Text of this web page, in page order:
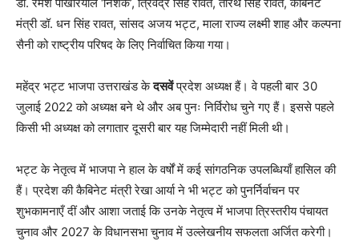
मंत्री डॉ. धन सिंह रावत, सांसद अजय भट्ट, माला राज्य लक्ष्मी शाह और कल्पना
सैनी को राष्ट्रीय परिषद के लिए निर्वाचित किया गया।
महेंद्र भट्ट भाजपा उत्तराखंड केदसवेंप्रदेश अध्यक्ष हैं। वे पहली बार 30
जुलाई 2022 को अध्यक्ष बने थे और अब पुनः निर्विरोध चुने गए हैं। इससे पहले
किसी भी अध्यक्ष को लगातार दूसरी बार यह जिम्मेदारी नहीं मिली थी।
भट्ट के नेतृत्व में भाजपा ने हाल के वर्षों में कई सांगठनिक उपलब्धियाँ हासिल की
हैं। प्रदेश की कैबिनेट मंत्री रेखा आर्या ने भी भट्ट को पुनर्निर्वाचन पर
शुभकामनाएँ दीं और आशा जताई कि उनके नेतृत्व में भाजपा त्रिस्तरीय पंचायत
चुनाव और 2027 के विधानसभा चुनाव में उल्लेखनीय सफलता अर्जित करेगी।